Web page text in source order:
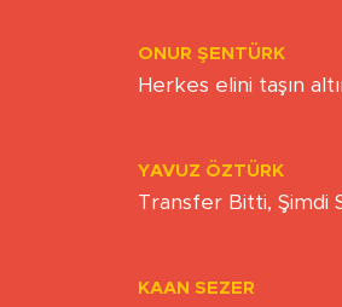
ONUR ŞENTÜRK
Herkes elini taşın
YAVUZ ÖZTÜRK
Transfer Bitti, Şimdi
KAAN SEZER